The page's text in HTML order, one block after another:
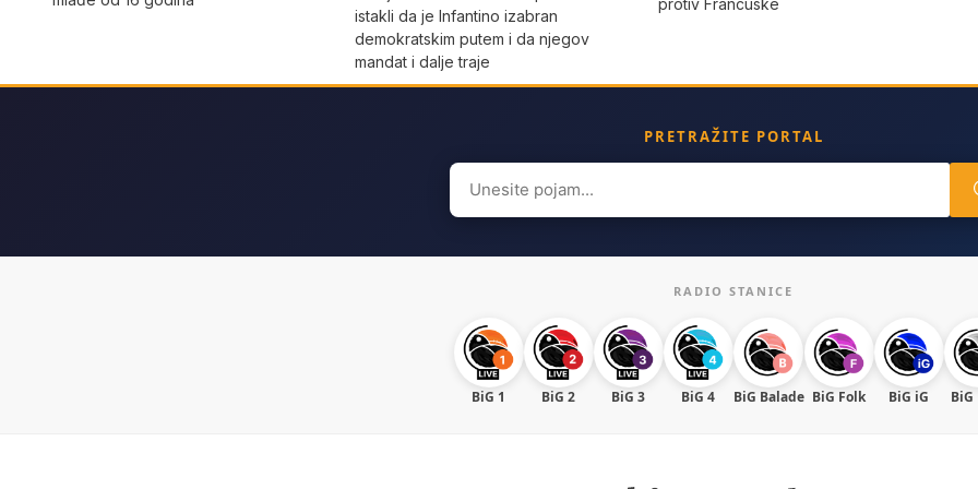
istakli da je Infantino izabran
demokratskim putem i da njegov
mandat i dalje traje
PRETRAŽITE PORTAL
Search
for:
RADIO STANICE
BiG 1 BiG 2 BiG 3 BiG 4 BiG Balade BiG Folk BiG iG BiG